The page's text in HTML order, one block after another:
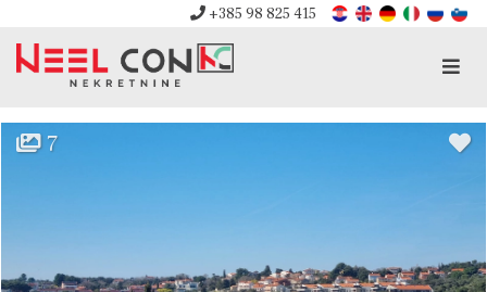
+385 98 825 415
7